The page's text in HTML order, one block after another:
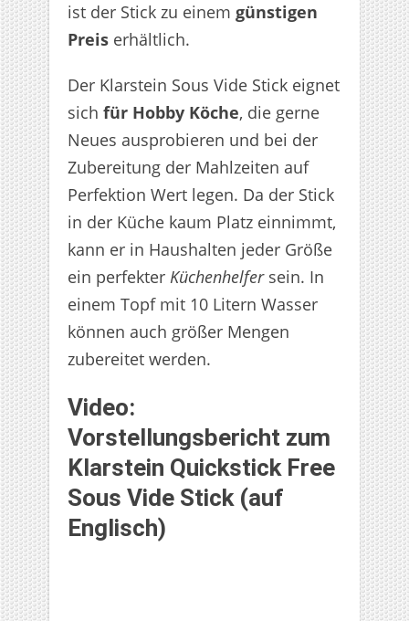
ist der Stick zu einem günstigen
Preis erhältlich.
Der Klarstein Sous Vide Stick eignet
sich für Hobby Köche, die gerne
Neues ausprobieren und bei der
Zubereitung der Mahlzeiten auf
Perfektion Wert legen. Da der Stick
in der Küche kaum Platz einnimmt,
kann er in Haushalten jeder Größe
ein perfekter Küchenhelfersein. In
einem Topf mit 10 Litern Wasser
können auch größer Mengen
zubereitet werden.
Video:
Vorstellungsbericht zum
Klarstein Quickstick Free
Sous Vide Stick (auf
Englisch)